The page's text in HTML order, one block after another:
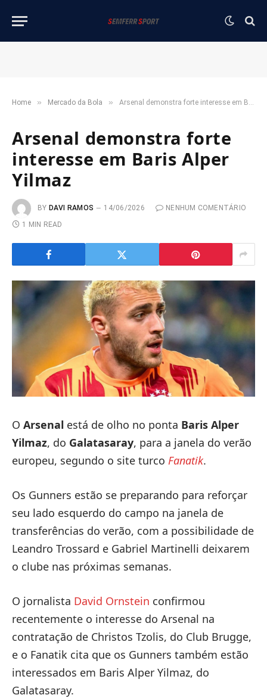
Home » Mercado da Bola » Arsenal demonstra forte interesse em Baris Alper Yilmaz
Arsenal demonstra forte
interesse em Baris Alper
Yilmaz
BY DAVI RAMOS 14/06/2026
NENHUM COMENTÁRIO
1 MIN READ
O Arsenal está de olho no ponta Baris Alper
Yilmaz, do Galatasaray, para a janela do verão
europeu, segundo o site turco Fanatik.
Os Gunners estão se preparando para reforçar
seu lado esquerdo do campo na janela de
transferências do verão, com a possibilidade de
Leandro Trossard e Gabriel Martinelli deixarem
o clube nas próximas semanas.
O jornalista David Ornstein confirmou
recentemente o interesse do Arsenal na
contratação de Christos Tzolis, do Club Brugge,
e o Fanatik cita que os Gunners também estão
interessados ​​em Baris Alper Yilmaz, do
Galatasaray.